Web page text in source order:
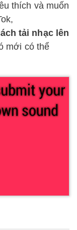
thích và muốn
tải nhạc lên
mới có thể